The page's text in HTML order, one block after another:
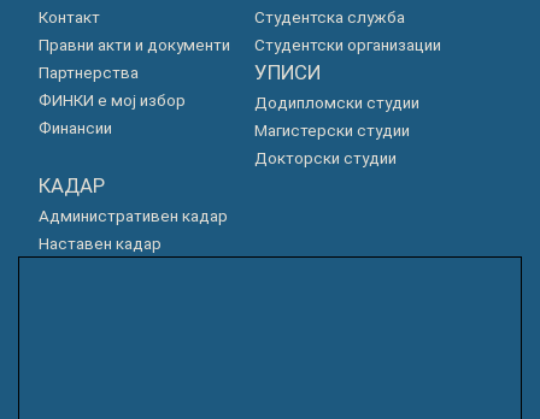
Контакт
Правни акти и документи
Партнерства
ФИНКИ е мој избор
Финансии
Студентска служба
Студентски организации
УПИСИ
Додипломски студии
Магистерски студии
Докторски студии
КАДАР
Административен кадар
Наставен кадар